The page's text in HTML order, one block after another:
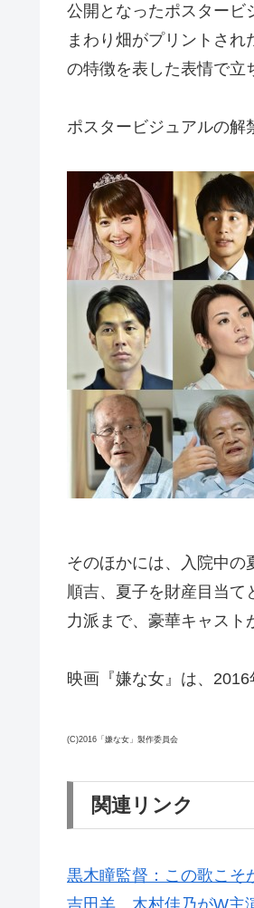
公開となったポスタービ
まわり畑がプリントさ
の特徴を表した表情で立
ポスタービジュアルの解
そのほかには、入院中の
順吉、夏子を財産目当て
力派まで、豪華キャスト
映画『嫌な女』は、2016
(C)2016「嫌な女」製作委員会
関連リンク
黒木瞳監督：この歌こそ